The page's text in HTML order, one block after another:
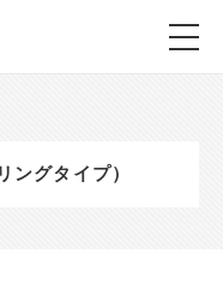
グタイプ）